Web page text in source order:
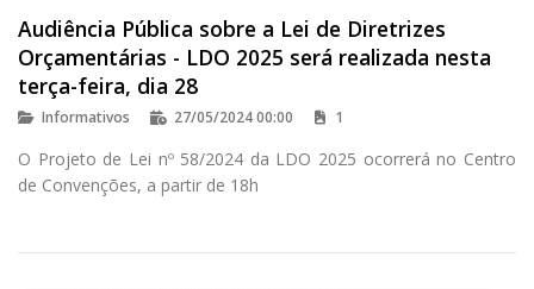
Audiência Pública sobre a Lei de Diretrizes
Orçamentárias - LDO 2025 será realizada nesta
terça-feira, dia 28
Informativos 27/05/2024 00:00 1
O Projeto de Lei nº 58/2024 da LDO 2025 ocorrerá no Centro
de Convenções, a partir de 18h